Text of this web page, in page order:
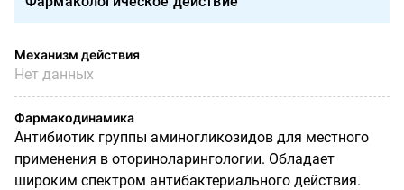
Механизм действия
Нет данных
Фармакодинамика
Антибиотик группы аминогликозидов для местного
применения в оториноларингологии. Обладает
широким спектром антибактериального действия.